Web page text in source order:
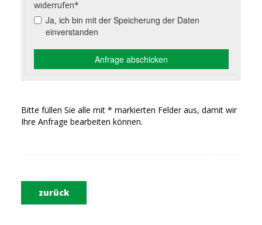
Bitte füllen Sie alle mit * markierten Felder aus, damit wir
Ihre Anfrage bearbeiten können.
zurück